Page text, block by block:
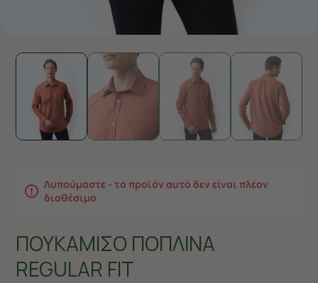
Λυπούμαστε - το προϊόν αυτό δεν είναι πλέον
διαθέσιμο
ΠΟΥΚΑΜΙΣΟ ΠΟΠΛΙΝΑ
REGULAR FIT